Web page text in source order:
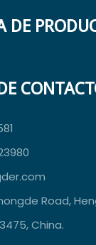
DE
Road,
China.